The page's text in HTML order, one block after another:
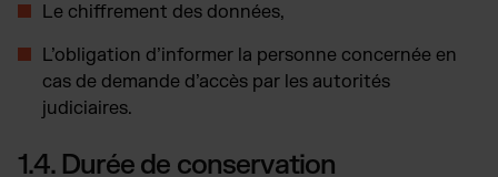
Le chiffrement des données,
L’obligation d’informer la personne concernée en
cas de demande d’accès par les autorités
judiciaires.
1.4. Durée de conservation